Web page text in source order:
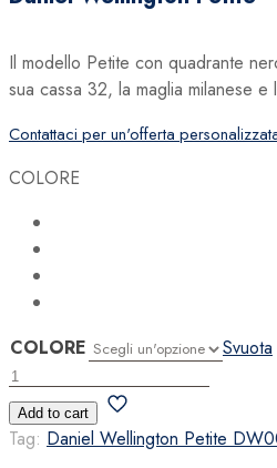
Il modello Petite con quadrante
sua cassa 32, la maglia milanese
Contattaci per un'offerta
COLORE
COLORE
Svuota
Daniel
Wellington
Petite
quantità
Add to cart
Tag: Daniel Wellington Petite